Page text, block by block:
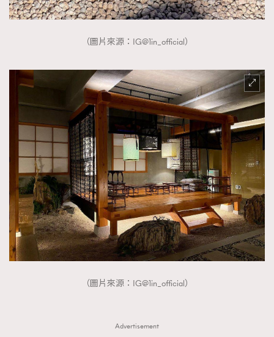
（圖片來源：IG@1in_official）
（圖片來源：IG@1in_official）
Advertisement